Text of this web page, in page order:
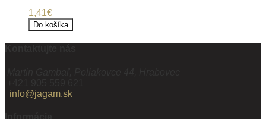
1,41€
Do košíka
info@jagam.sk